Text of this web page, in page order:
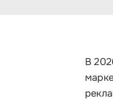
О Корпорации
В